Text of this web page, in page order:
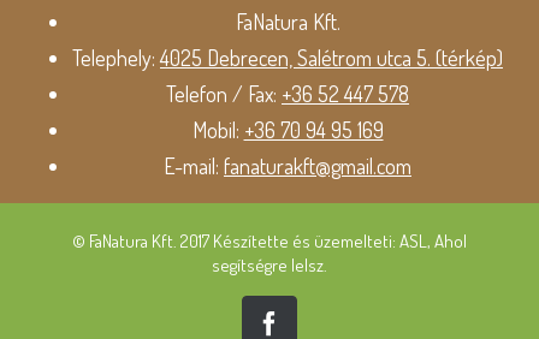
FaNatura Kft.
Telephely:4025 Debrecen, Salétrom utca 5. (térkép)
Telefon / Fax: +36 52 447 578
Mobil: +36 70 94 95 169
E-mail: fanaturakft@gmail.com
© FaNatura Kft. 2017 Készítette és üzemelteti: ASL, Ahol
segítségre lelsz.